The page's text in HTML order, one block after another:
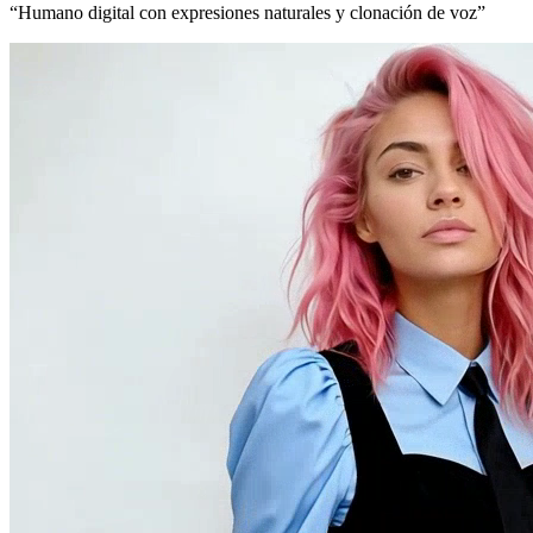
“Humano digital con expresiones naturales y clonación de voz”